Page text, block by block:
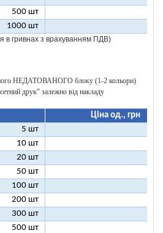
500 шт
1000 шт
в гривнах з врахуванням ПДВ)
НЕДАТОВАНОГО блоку (1-2 кольори)
друк" залежно від накладу
Ціна од., грн
5 шт
10 шт
20 шт
50 шт
100 шт
200 шт
300 шт
500 шт